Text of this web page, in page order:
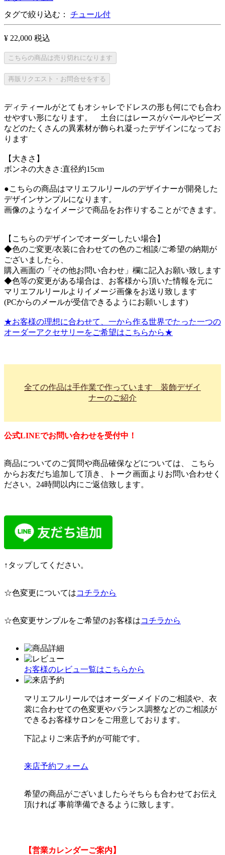
タグで絞り込む： チュール付
¥ 22,000 税込
こちらの商品は売り切れになります
再販リクエスト・お問合せをする
ディティールがとてもオシャレでドレスの形も何にでも合わ
せやすい形になります。 土台にはレースがパールやビーズ
などのたくさんの異素材が飾られ凝ったデザインになってお
ります
【大きさ】
ボンネの大きさ:直径約15cm
●こちらの商品はマリエフルリールのデザイナーが開発した
デザインサンプルになります。
画像のようなイメージで商品をお作りすることができます。
【こちらのデザインでオーダーしたい場合】
◆色のご変更/衣装に合わせての色のご相談/ご希望の納期が
ございましたら、
購入画面の「その他お問い合わせ」欄に記入お願い致します
◆色等の変更がある場合は、お客様から頂いた情報を元に
マリエフルリールよりイメージ画像をお送り致します
(PCからのメールが受信できるようにお願いします)
★お客様の理想に合わせて、一から作る世界でたった一つの
オーダーアクセサリーをご希望はこちらから★
全ての作品は手作業で作っています 装飾デザイ
ナーのご紹介
公式LINEでお問い合わせを受付中！
商品についてのご質問や商品確保などについては、 こちら
からお友だち追加して頂き、トーク画面よりお問い合わせく
ださい。24時間以内にご返信致します。
↑タップしてください。
☆色変更についてはコチラから
☆色変更サンプルをご希望のお客様はコチラから
お客様のレビュ一覧はこちらから
マリエフルリールではオーダーメイドのご相談や、衣
裳に合わせての色変更やバランス調整などのご相談が
できるお客様サロンをご用意しております。
下記よりご来店予約が可能です。
来店予約フォーム
希望の商品がございましたらそちらも合わせてお伝え
頂ければ 事前準備できるように致します。
【営業カレンダーご案内】